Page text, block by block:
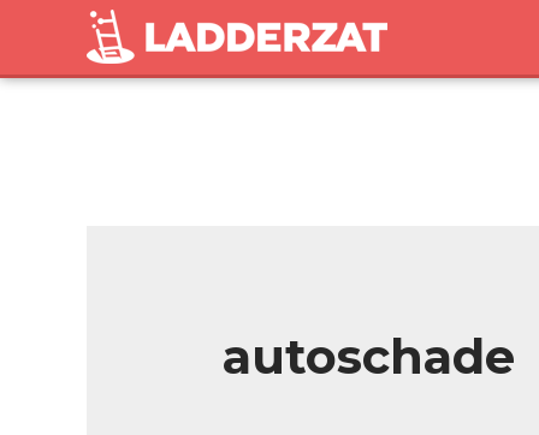
autoschade